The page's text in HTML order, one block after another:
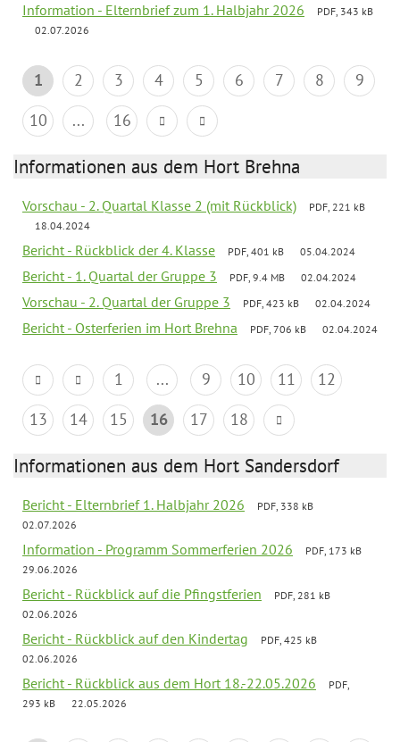
Information - Elternbrief zum 1. Halbjahr 2026
PDF, 343 kB
02.07.2026
1 2 3 4 5 6 7 8
9
10
... 16
Informationen aus dem Hort Brehna
Vorschau - 2. Quartal Klasse 2 (mit Rückblick)
PDF, 221 kB
18.04.2024
Bericht - Rückblick der 4. Klasse PDF, 401 kB 05.04.2024
Bericht - 1. Quartal der Gruppe 3 PDF, 9.4 MB 02.04.2024
Vorschau - 2. Quartal der Gruppe 3 PDF, 423 kB 02.04.2024
Bericht - Osterferien im Hort Brehna PDF, 706 kB 02.04.2024
1 ... 9 10 11
12
13
14 15 16 17 18
Informationen aus dem Hort Sandersdorf
Bericht - Elternbrief 1. Halbjahr 2026
PDF, 338 kB
02.07.2026
Information - Programm Sommerferien 2026
PDF, 173 kB
29.06.2026
Bericht - Rückblick auf die Pfingstferien
PDF, 281 kB
02.06.2026
Bericht - Rückblick auf den Kindertag
PDF, 425 kB
02.06.2026
Bericht - Rückblick aus dem Hort 18.-22.05.2026
PDF,
293 kB
22.05.2026